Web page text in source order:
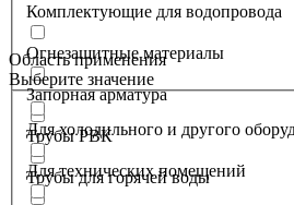
Комплектующие для водопровода
Огнезащитные материалы
Запорная арматура
Трубы РВК
Трубы для горячей воды
Область применения
Выберите значение
Для холодильного и другого
Для технических помещений